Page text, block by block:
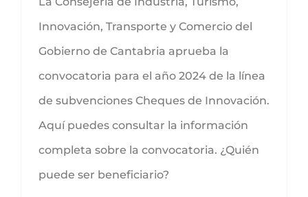
Innovación, Transporte y Comercio del
Gobierno de Cantabria aprueba la
convocatoria para el año 2024 de la línea
de subvenciones Cheques de Innovación.
Aquí puedes consultar la información
completa sobre la convocatoria. ¿Quién
puede ser beneficiario?